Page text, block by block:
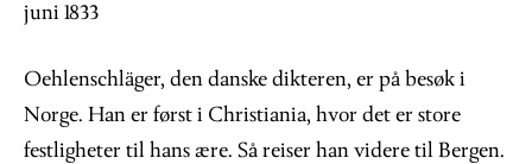
juni 1833
Oehlenschläger, den danske dikteren, er på besøk i
Norge. Han er først i Christiania, hvor det er store
festligheter til hans ære. Så reiser han videre til Bergen.